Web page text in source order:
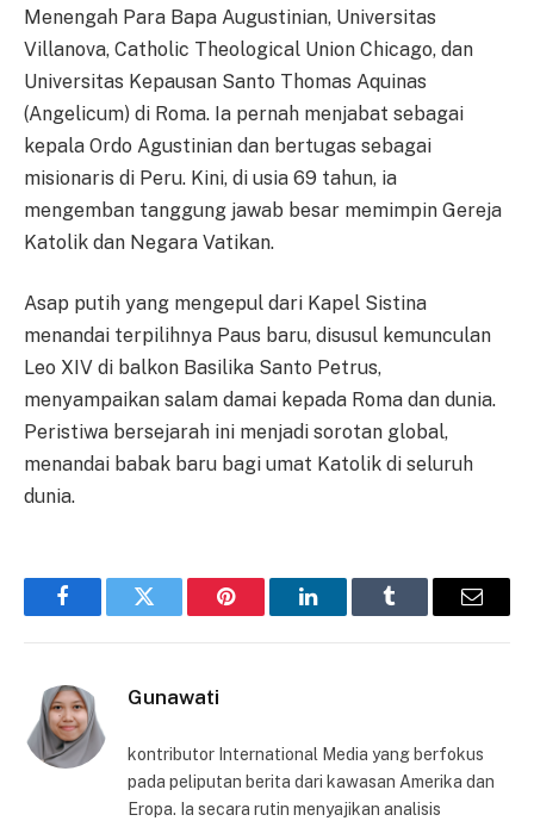
Menengah Para Bapa Augustinian, Universitas
Villanova, Catholic Theological Union Chicago, dan
Universitas Kepausan Santo Thomas Aquinas
(Angelicum) di Roma. Ia pernah menjabat sebagai
kepala Ordo Agustinian dan bertugas sebagai
misionaris di Peru. Kini, di usia 69 tahun, ia
mengemban tanggung jawab besar memimpin Gereja
Katolik dan Negara Vatikan.
Asap putih yang mengepul dari Kapel Sistina
menandai terpilihnya Paus baru, disusul kemunculan
Leo XIV di balkon Basilika Santo Petrus,
menyampaikan salam damai kepada Roma dan dunia.
Peristiwa bersejarah ini menjadi sorotan global,
menandai babak baru bagi umat Katolik di seluruh
dunia.
FacebookTwitter Pinterest LinkedInTumblr Email
Gunawati
kontributor International Media yang berfokus
pada peliputan berita dari kawasan Amerika dan
Eropa. Ia secara rutin menyajikan analisis